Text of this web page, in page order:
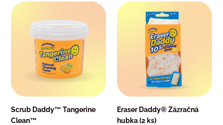
Scrub
Daddy™
Tangerine
Clean™
Scrub Daddy™ Tangerine
Clean™
Eraser
Daddy®
Zázračná
Eraser Daddy® Zázračná
hubka (2 ks)